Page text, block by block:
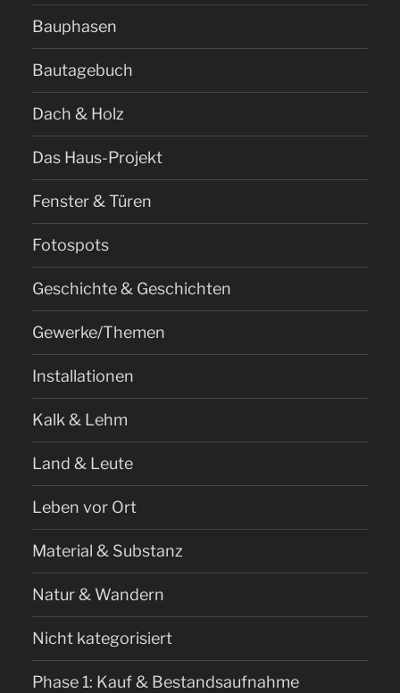
Bauphasen
Bautagebuch
Dach & Holz
Das Haus-Projekt
Fenster & Türen
Fotospots
Geschichte & Geschichten
Gewerke/Themen
Installationen
Kalk & Lehm
Land & Leute
Leben vor Ort
Material & Substanz
Natur & Wandern
Nicht kategorisiert
Phase 1: Kauf & Bestandsaufnahme